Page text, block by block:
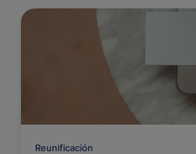
Reunificación